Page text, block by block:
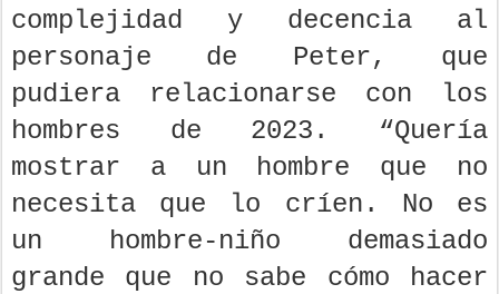
complejidad y decencia al
personaje de Peter, que
pudiera relacionarse con los
hombres de 2023. “Quería
mostrar a un hombre que no
necesita que lo críen. No es
un hombre-niño demasiado
grande que no sabe cómo hacer